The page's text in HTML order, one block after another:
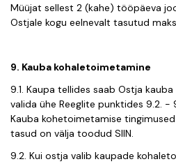
Müüjat sellest 2 (kahe) tööpäeva
Ostjale kogu eelnevalt tasutud
9. Kauba kohaletoimetamine
9.1. Kaupa tellides saab Ostja
valida ühe Reeglite punktides 9.2. -
Kauba kohetoimetamise
tasud on välja toodud SIIN.
9.2. Kui ostja valib kaupade